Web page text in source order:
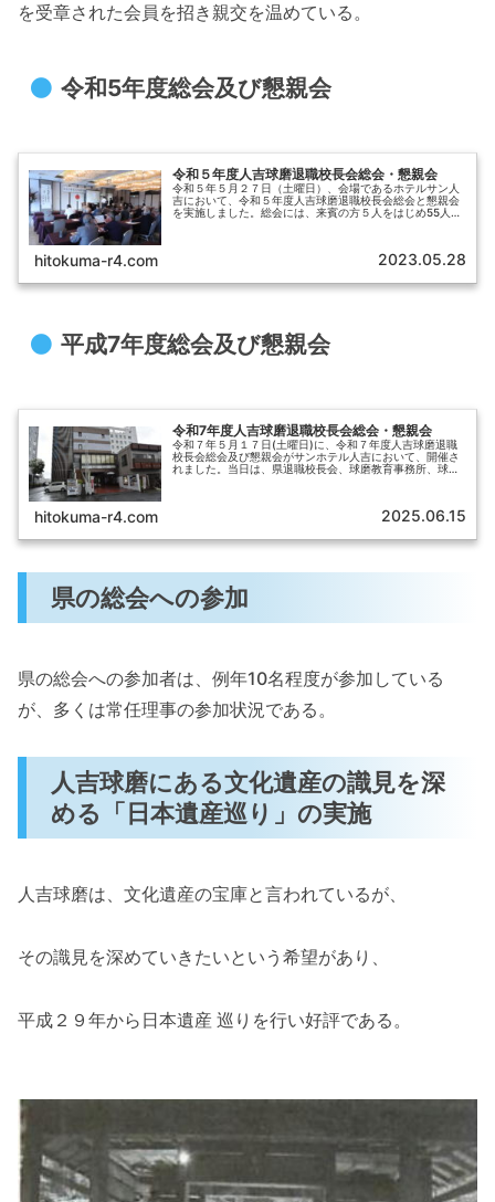
を受章された会員を招き親交を温めている。
令和5年度総会及び懇親会
令和５年度人吉球磨退職校長会総会・懇親会
令和５年５月２７日（土曜日）、会場であるホテルサン人
吉において、令和５年度人吉球磨退職校長会総会と懇親会
を実施しました。総会には、来賓の方５人をはじめ55人の
hitokuma-r4.com 2023.05.28
平成7年度総会及び懇親会
令和7年度人吉球磨退職校長会総会・懇親会
令和７年５月１７日(土曜日)に、令和７年度人吉球磨退職
校長会総会及び懇親会がサンホテル人吉において、開催さ
れました。当日は、県退職校長会、球磨教育事務所、球磨
hitokuma-r4.com 2025.06.15
県の総会への参加
県の総会への参加者は、例年10名程度が参加している
が、多くは常任理事の参加状況である。
人吉球磨にある文化遺産の識見を深
める「日本遺産巡り」の実施
人吉球磨は、文化遺産の宝庫と言われているが、
その識見を深めていきたいという希望があり、
平成２９年から日本遺産 巡りを行い好評である。